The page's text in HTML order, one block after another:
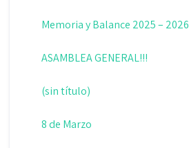
Memoria y Balance 2025 – 2026
ASAMBLEA GENERAL!!!
(sin título)
8 de Marzo